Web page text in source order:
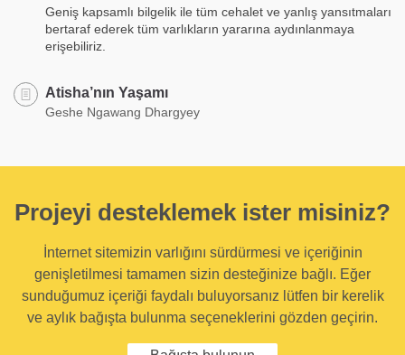
Geniş kapsamlı bilgelik ile tüm cehalet ve yanlış yansıtmaları
bertaraf ederek tüm varlıkların yararına aydınlanmaya
erişebiliriz.
Atisha’nın Yaşamı
Geshe Ngawang Dhargyey
Projeyi desteklemek ister misiniz?
İnternet sitemizin varlığını sürdürmesi ve içeriğinin
genişletilmesi tamamen sizin desteğinize bağlı. Eğer
sunduğumuz içeriği faydalı buluyorsanız lütfen bir kerelik
ve aylık bağışta bulunma seçeneklerini gözden geçirin.